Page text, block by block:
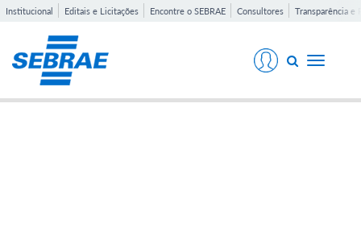
Institucional Editais e Licitações Encontre o SEBRAE Consultores Transparência e
Toggle